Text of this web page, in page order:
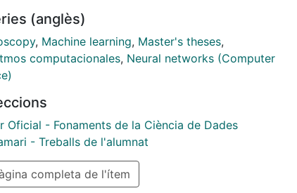
(anglès)
, Machine learning, Master's theses,
computacionales, Neural networks (Computer
Oficial - Fonaments de la Ciència de Dades
- Treballs de l'alumnat
completa de l'ítem